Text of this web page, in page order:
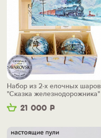
21 000 Р
Набор из 2-х елочных шаров
"Сказка железнодорожника"